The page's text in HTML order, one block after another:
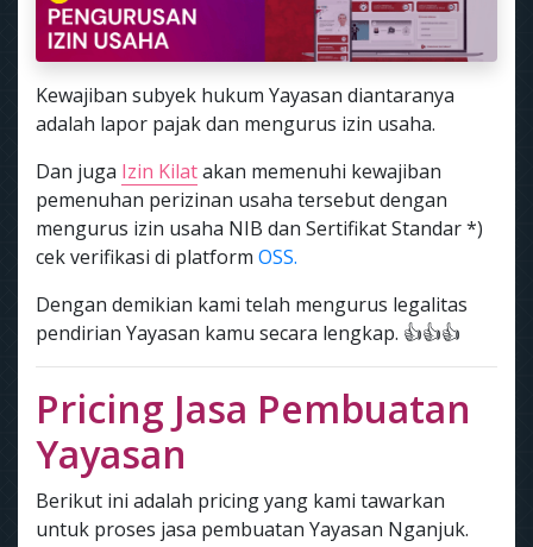
Kewajiban subyek hukum Yayasan diantaranya
adalah lapor pajak dan mengurus izin usaha.
Dan juga Izin Kilatakan memenuhi kewajiban
pemenuhan perizinan usaha tersebut dengan
mengurus izin usaha NIB dan Sertifikat Standar *)
cek verifikasi di platform OSS.
Dengan demikian kami telah mengurus legalitas
pendirian Yayasan kamu secara lengkap. 👍👍👍
Pricing Jasa Pembuatan
Yayasan
Berikut ini adalah pricing yang kami tawarkan
untuk proses jasa pembuatan Yayasan Nganjuk.